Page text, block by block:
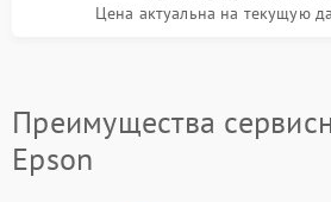
Цена актуальна на текущую
Преимущества
Epson